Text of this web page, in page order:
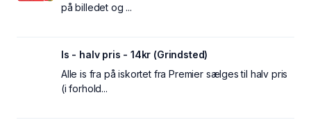
på billedet og ...
Is - halv pris - 14kr (Grindsted)
Alle is fra på iskortet fra Premier sælges til halv pris
(i forhold...